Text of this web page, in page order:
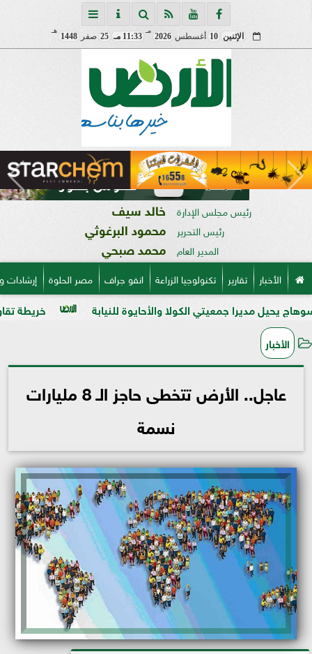
الإثنين 10 أغسطس 2026
مـ
11:33 مـ 25 صفر 1448
هـ
رئيس مجلس الإدارة خالد سيف
رئيس التحرير محمود البرغوثي
المدير العام محمد صبحي
الأخبار تقارير تكنولوجيا الزراعة انفو جراف مصر الحلوة
خريطة تقاوي القمح الجديدة.. جمعيتي الكولا والأحايوة للنيابة
الأخبار
عاجل.. الأرض تتخطى حاجز الـ 8 مليارات
نسمة